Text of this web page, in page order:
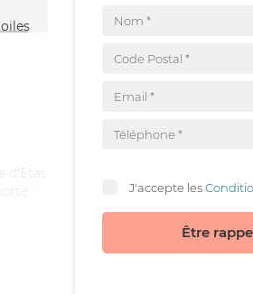
d'Etat
J'accepte les
Être